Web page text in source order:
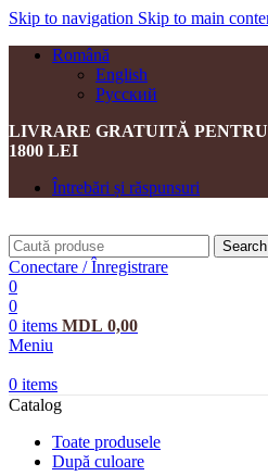
Skip to navigation Skip to main
Română
English
Русский
LIVRARE GRATUITĂ
1800 LEI
Întrebări și răspunsuri
Search
Conectare / Înregistrare
0
0
0 items MDL 0,00
Meniu
0 items
Catalog
Toate produsele
După culoare